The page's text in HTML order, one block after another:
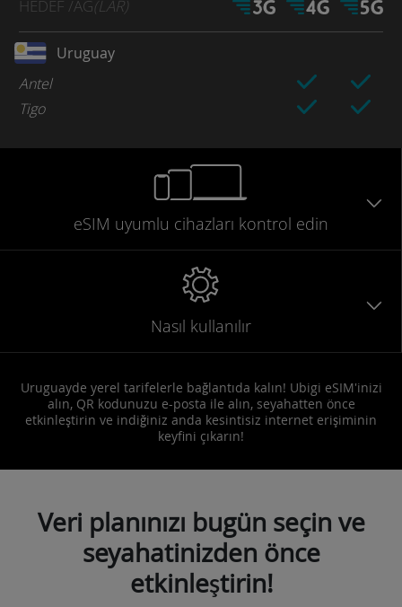
HEDEF /AĞ(LAR)
Uruguay
Antel
Tigo
eSIM uyumlu cihazları kontrol edin
Nasıl kullanılır
Uruguayde yerel tarifelerle bağlantıda kalın! Ubigi eSIM'inizi
alın, QR kodunuzu e-posta ile alın, seyahatten önce
etkinleştirin ve indiğiniz anda kesintisiz internet erişiminin
keyfini çıkarın!
Veri planınızı bugün seçin ve
seyahatinizden önce
etkinleştirin!